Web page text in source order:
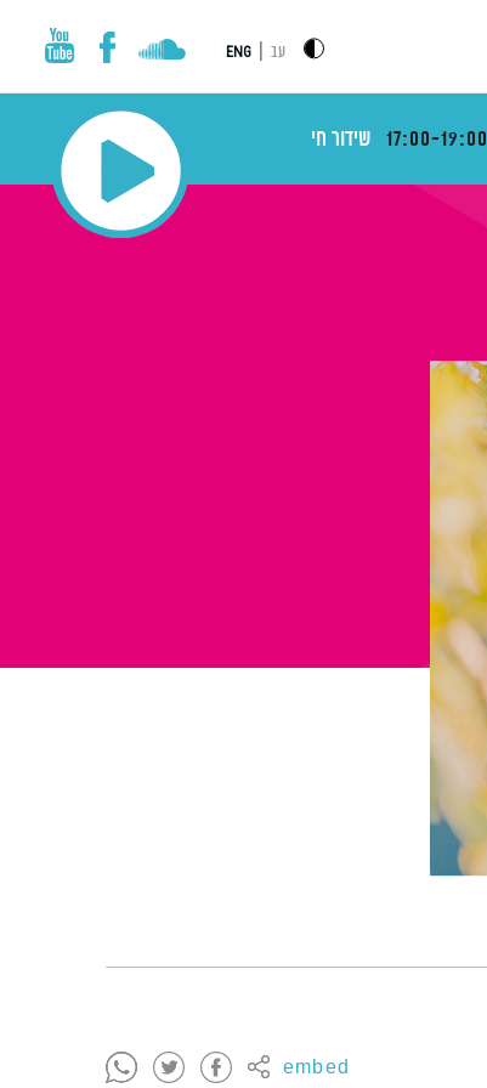
עב ENG
17:00-19:00 שידור חי
embed